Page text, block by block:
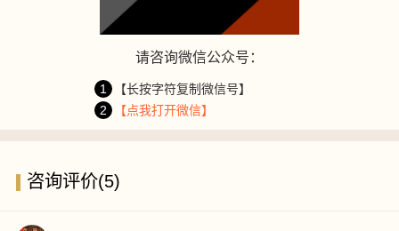
请咨询微信公众号：
1
【长按字符复制微信号】
2
【点我打开微信】
咨询评价(5)